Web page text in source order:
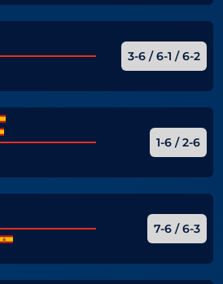
3-6 / 6-1 / 6-2
1-6 / 2-6
7-6 / 6-3